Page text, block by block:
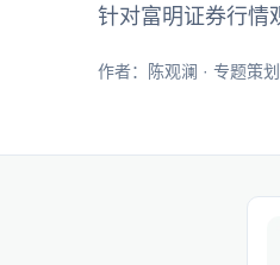
针对富明证券行情
作者：陈观澜 · 专题策